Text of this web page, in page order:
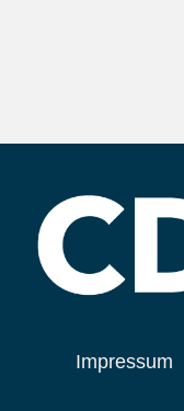
Impressum